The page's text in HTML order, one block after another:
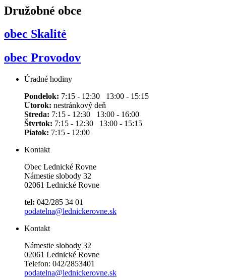
Družobné obce
obec Skalité
obec Provodov
Úradné hodiny
Pondelok: 7:15 - 12:30 13:00 - 15:15
Utorok: nestránkový deň
Streda: 7:15 - 12:30 13:00 - 16:00
Štvrtok: 7:15 - 12:30 13:00 - 15:15
Piatok: 7:15 - 12:00
Kontakt
Obec Lednické Rovne
Námestie slobody 32
02061 Lednické Rovne
tel: 042/285 34 01
podatelna@lednickerovne.sk
Kontakt
Námestie slobody 32
02061 Lednické Rovne
Telefon: 042/2853401
podatelna@lednickerovne.sk